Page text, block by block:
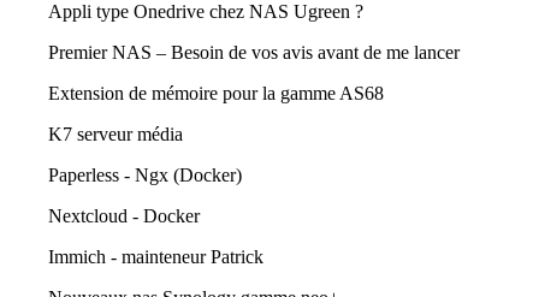
Appli type Onedrive chez NAS Ugreen ?
Premier NAS – Besoin de vos avis avant de me lancer
Extension de mémoire pour la gamme AS68
K7 serveur média
Paperless - Ngx (Docker)
Nextcloud - Docker
Immich - mainteneur Patrick